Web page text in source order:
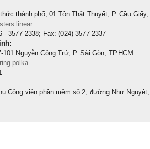
thành phố, 01 Tôn Thất Thuyết, P. Cầu Giấy,
- 3577 2338; Fax: (024) 3577 2337
Nguyễn Công Trứ, P. Sài Gòn, TP.HCM
Công viên phần mềm số 2, đường Như